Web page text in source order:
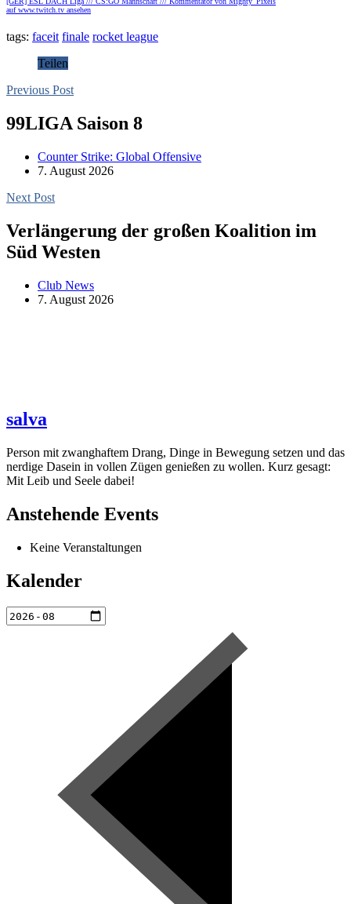
auf www.twitch.tv ansehen
tags: faceit finale rocket league
Teilen
Previous Post
99LIGA Saison 8
Counter Strike: Global Offensive
7. August 2026
Next Post
Verlängerung der großen Koalition im
Süd Westen
Club News
7. August 2026
salva
Person mit zwanghaftem Drang, Dinge in Bewegung setzen und das
nerdige Dasein in vollen Zügen genießen zu wollen. Kurz gesagt:
Mit Leib und Seele dabei!
Anstehende Events
Keine Veranstaltungen
Kalender